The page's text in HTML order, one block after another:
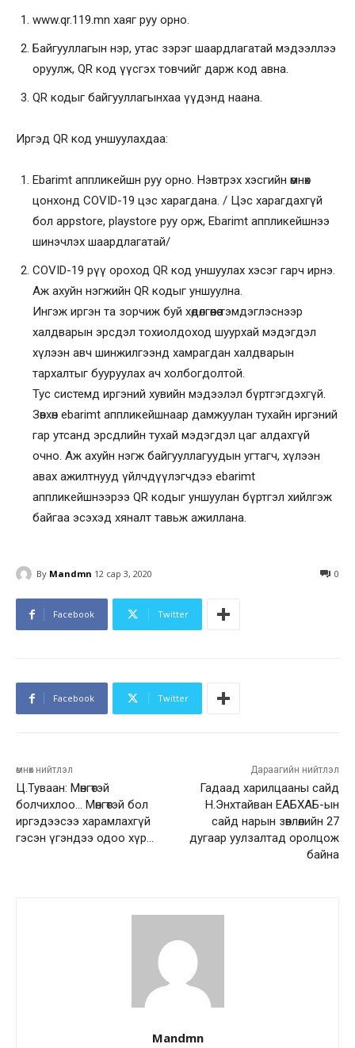
www.qr.119.mn хаяг руу орно.
Байгууллагын нэр, утас зэрэг шаардлагатай мэдээллээ
оруулж, QR код үүсгэх товчийг дарж код авна.
QR кодыг байгууллагынхаа үүдэнд наана.
Иргэд QR код уншуулахдаа:
Ebarimt аппликейшн руу орно. Нэвтрэх хэсгийн өмнөх
цонхонд COVID-19 цэс харагдана. / Цэс харагдахгүй
бол appstore, playstore руу орж, Ebarimt аппликейшнээ
шинэчлэх шаардлагатай/
COVID-19 рүү ороход QR код уншуулах хэсэг гарч ирнэ.
Аж ахуйн нэгжийн QR кодыг уншуулна.
Ингэж иргэн та зорчиж буй хөдөлгөөнөө тэмдэглэснээр
халдварын эрсдэл тохиолдоход шуурхай мэдэгдэл
хүлээн авч шинжилгээнд хамрагдан халдварын
тархалтыг бууруулах ач холбогдолтой.
Тус системд иргэний хувийн мэдээлэл бүртгэгдэхгүй.
Зөвхөн ebarimt аппликейшнаар дамжуулан тухайн иргэний
гар утсанд эрсдлийн тухай мэдэгдэл цаг алдахгүй
очно. Аж ахуйн нэгж байгууллагуудын угтагч, хүлээн
авах ажилтнууд үйлчдүүлэгчдээ ebarimt
аппликейшнээрээ QR кодыг уншуулан бүртгэл хийлгэж
байгаа эсэхэд хяналт тавьж ажиллана.
By Mandmn 12 сар 3, 2020 0
Facebook Twitter
Facebook Twitter
өмнөх нийтлэл
Ц.Туваан: Мөнгөтэй
болчихлоо… Мөнгөтэй бол
иргэдээсээ харамлахгүй
гэсэн үгэндээ одоо хүр…
Дараагийн нийтлэл
Гадаад харилцааны сайд
Н.Энхтайван ЕАБХАБ-ын
сайд нарын зөвлөлийн 27
дугаар уулзалтад оролцож
байна
Mandmn